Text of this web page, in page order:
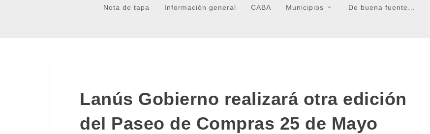
Nota de tapa Información general CABA Municipios De buena fuente...
Lanús Gobierno realizará otra edición
del Paseo de Compras 25 de Mayo